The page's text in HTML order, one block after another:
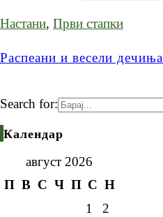
Настани, Први стапки
Распеани и весели дечиња
Search for:
Календар
август 2026
П В С Ч П С Н
1
2